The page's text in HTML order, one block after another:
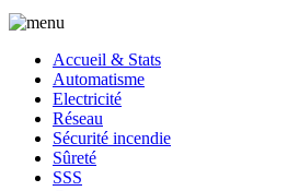
Accueil & Stats
Automatisme
Electricité
Réseau
Sécurité incendie
Sûreté
SSS